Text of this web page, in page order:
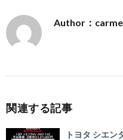
Author：
関連する記事
トヨタ シエ